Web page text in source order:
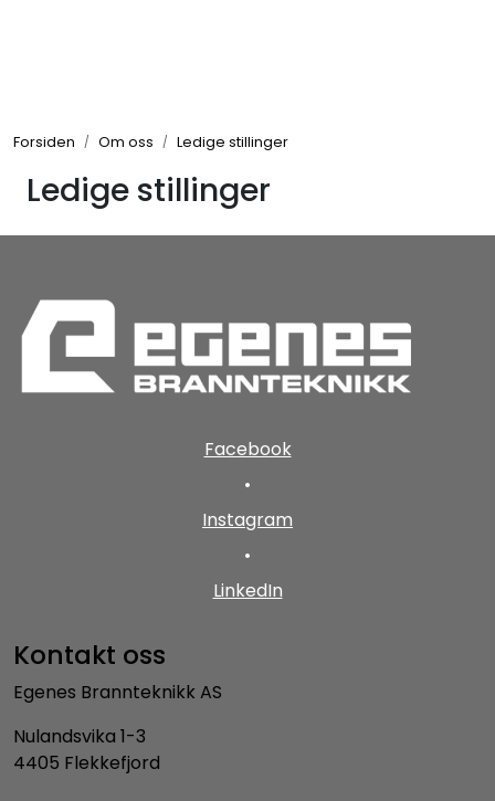
Forsiden Om oss Ledige stillinger
Ledige stillinger
Facebook
•
Instagram
•
LinkedIn
Kontakt oss
Egenes Brannteknikk AS
Nulandsvika 1-3
4405 Flekkefjord
Produkter
Reservedeler
Om oss
Kvalitet og miljø